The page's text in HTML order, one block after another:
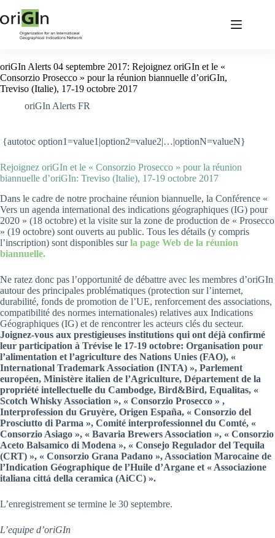
oriGIn Alerts 04 septembre 2017: Rejoignez oriGIn et le «
Consorzio Prosecco » pour la réunion biannuelle d’oriGIn,
Treviso (Italie), 17-19 octobre 2017
oriGIn Alerts FR
{autotoc option1=value1|option2=value2|…|optionN=valueN}
Rejoignez oriGIn et le « Consorzio Prosecco » pour la réunion
biannuelle d’oriGIn: Treviso (Italie), 17-19 octobre 2017
Dans le cadre de notre prochaine réunion biannuelle, la Conférence «
Vers un agenda international des indications géographiques (IG) pour
2020 » (18 octobre) et la visite sur la zone de production de « Prosecco
» (19 octobre) sont ouverts au public. Tous les détails (y compris
l’inscription) sont disponibles surla page Web de la réunion
biannuelle.
Ne ratez donc pas l’opportunité de débattre avec les membres d’oriGIn
autour des principales problématiques (protection sur l’internet,
durabilité, fonds de promotion de l’UE, renforcement des associations,
compatibilité des normes internationales) relatives aux Indications
Géographiques (IG) et de rencontrer les acteurs clés du secteur.
Joignez-vous aux prestigieuses institutions qui ont déjà confirmé
leur participation à Trévise le 17-19 octobre: Organisation pour
l’alimentation et l’agriculture des Nations Unies (FAO), «
International Trademark Association (INTA) », Parlement
européen, Ministère italien de l’Agriculture, Département de la
propriété intellectuelle du Cambodge, Bird&Bird, Equalitas, «
Scotch Whisky Association », « Consorzio Prosecco » ,
Interprofession du Gruyère, Origen España, « Consorzio del
Prosciutto di Parma », Comité interprofessionnel du Comté, «
Consorzio Asiago », « Bavaria Brewers Association », « Consorzio
Aceto Balsamico di Modena », « Consejo Regulador del Tequila
(CRT) », « Consorzio Grana Padano », Association Marocaine de
l’Indication Géographique de l’Huile d’Argane et « Associazione
italiana cittá della ceramica (AiCC) ».
L’enregistrement se termine le 30 septembre.
L’equipe d’oriGIn